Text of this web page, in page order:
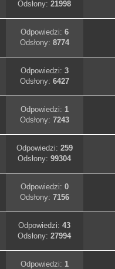
Odsłony:21998
Odpowiedzi: 6
Odsłony: 8774
Odpowiedzi: 3
Odsłony: 6427
Odpowiedzi: 1
Odsłony: 7243
Odpowiedzi: 259
Odsłony:99304
Odpowiedzi: 0
Odsłony: 7156
Odpowiedzi:43
Odsłony:27994
Odpowiedzi: 1